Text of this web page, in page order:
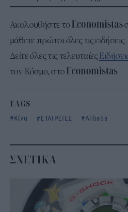
Ακολουθήστε το
μάθετε πρώτοι όλες τις ειδήσεις
Δείτε όλες τις τελευταίες
τον Κόσμο, στο
TAGS
Κίνα
ΕΤΑΙΡΕΙΕΣ Alibaba
ΣΧΕΤΙΚΑ